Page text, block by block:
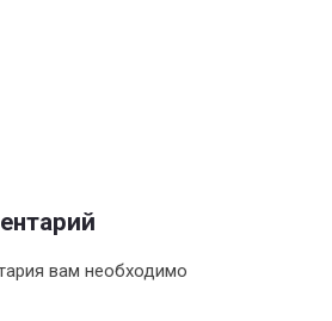
вам необходимо